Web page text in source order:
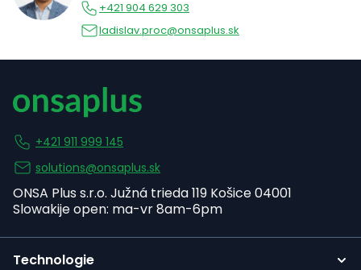
+421 904 629 303
ladislav.proc@onsaplus.sk
+421 911 999 145
solutions@onsaplus.sk
ONSA Plus s.r.o. Južná trieda 119 Košice 04001
Slowakije open: ma-vr 8am-6pm
Technologie